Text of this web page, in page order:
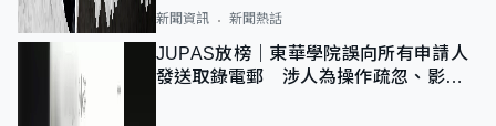
新聞資訊 新聞熱話
JUPAS放榜｜東華學院誤向所有申請人
發送取錄電郵 涉人為操作疏忽、影響